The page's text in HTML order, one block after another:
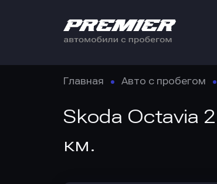
Главная Авто с пробегом
Skoda Octavia
км.